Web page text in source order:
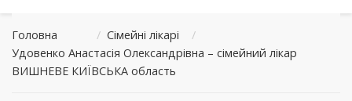
Головна / Сімейні лікарі
/
Удовенко Анастасія Олександрівна – сімейний лікар
ВИШНЕВЕ КИЇВСЬКА область